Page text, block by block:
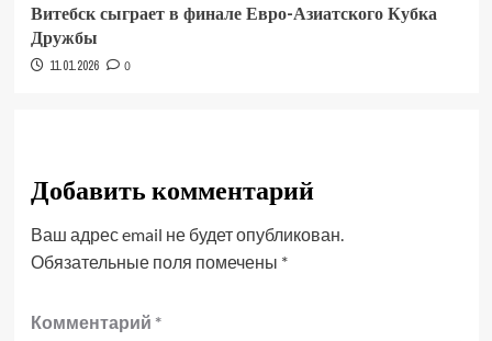
Витебск сыграет в финале Евро-Азиатского Кубка
Дружбы
11.01.2026 0
Добавить комментарий
Ваш адрес email не будет опубликован.
Обязательные поля помечены *
Комментарий *